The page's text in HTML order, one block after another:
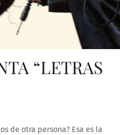
“LETRAS
de otra persona? Esa es la